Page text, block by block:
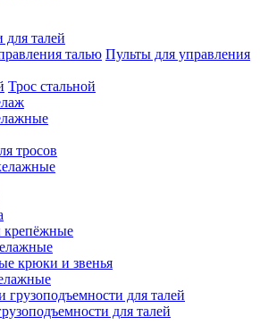
для талей
Пульты для управления
Трос стальной
тросов
крепёжные
крюки и звенья
для талей